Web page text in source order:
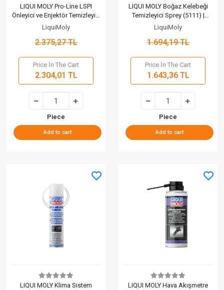
LIQUI MOLY Pro-Line LSPI
Önleyici ve Enjektör Temizleyici
(21281) | Yeni Nesil Motor
Koruması (120 Ml)
LiquiMoly
2.375,27 TL
Price İn The Cart
2.304,01 TL
Piece
Add to cart
LIQUI MOLY Boğaz Kelebeği
Temizleyici Sprey (5111) |
Motorunuz Nefes Alsın (400
LiquiMoly
1.694,19 TL
Price İn The Cart
1.643,36 TL
Piece
Add to cart
LIQUI MOLY Klima Sistem
LIQUI MOLY Hava Akışmetre